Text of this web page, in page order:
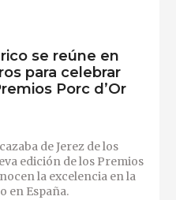
se reúne en
para celebrar
Porc d’Or
de Jerez de los
edición de los Premios
la excelencia en la
en España.